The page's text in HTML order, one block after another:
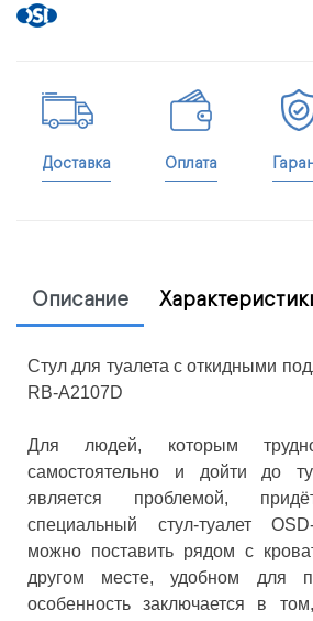
Доставка Оплата
Описание
Стул для туалета с откидными
RB-A2107D
Для людей, которым трудно
самостоятельно и дойти до
является проблемой,
специальный стул-туалет
можно поставить рядом с
другом месте, удобном для
особенность заключается в